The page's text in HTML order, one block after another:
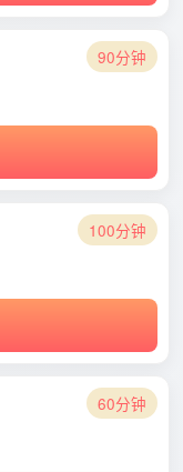
90分钟
100分钟
60分钟